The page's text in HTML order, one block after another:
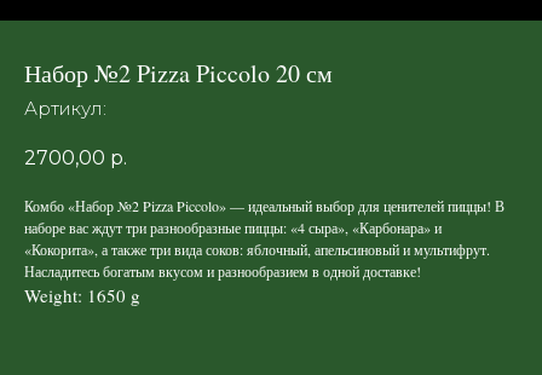
Набор №2 Pizza Piccolo 20 см
Артикул:
2700,00 р.
Комбо «Набор №2 Pizza Piccolo» — идеальный выбор для ценителей пиццы! В
наборе вас ждут три разнообразные пиццы: «4 сыра», «Карбонара» и
«Кокорита», а также три вида соков: яблочный, апельсиновый и мультифрут.
Насладитесь богатым вкусом и разнообразием в одной доставке!
Weight: 1650 g